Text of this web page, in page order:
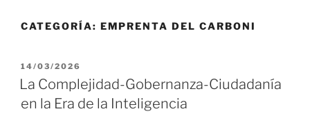
CATEGORÍA: EMPRENTA DEL CARBONI
PUBLICADO
EL
14/03/2026
La Complejidad-Gobernanza-Ciudadanía
en la Era de la Inteligencia